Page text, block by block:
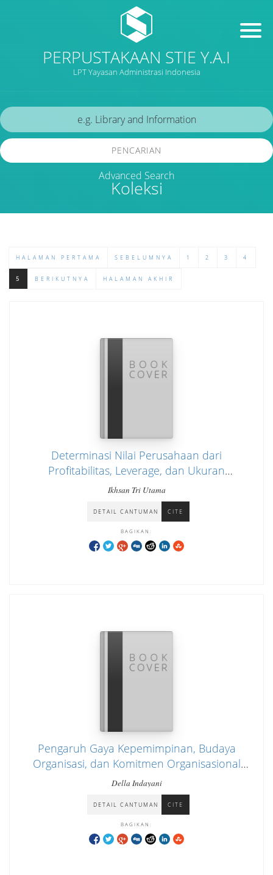
PERPUSTAKAAN STIE Y.A.I
LPT Yayasan Administrasi Indonesia
Koleksi
PENCARIAN
Advanced Search
HALAMAN PERTAMA SEBELUMNYA 1 2 3 4
5 BERIKUTNYA HALAMAN AKHIR
Determinasi Nilai Perusahaan dari
Profitabilitas, Leverage, dan Ukuran
Perusahaan Pada Perusahaan Sektor
Makanan dan Minuman yang Terdaftar di
Bursa Efek Indonesia Periode 2019-2023
Ikhsan Tri Utama
DETAIL CANTUMAN CITE
BAGIKAN:
Pengaruh Gaya Kepemimpinan, Budaya
Organisasi, dan Komitmen Organisasional
Terhadap Kinerja Karyawan Pada PT Invals
Tata Prima Jakarta
Della Indayani
DETAIL CANTUMAN CITE
BAGIKAN: